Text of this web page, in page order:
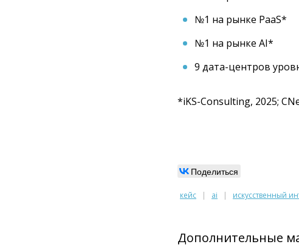
№1 на рынке PaaS*
№1 на рынке AI*
9 дата-центров
*iKS-Consulting, 2025;
Поделиться
кейс ai искусственный
Дополнительные